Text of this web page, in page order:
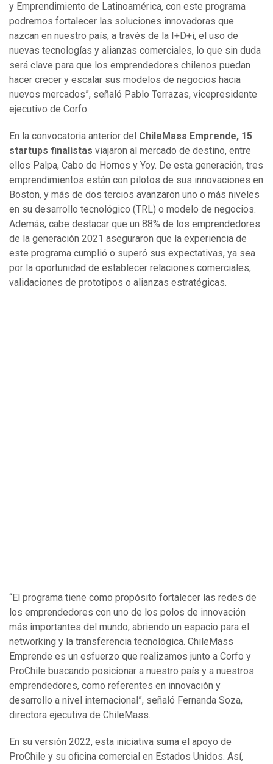
y Emprendimiento de Latinoamérica, con este programa
podremos fortalecer las soluciones innovadoras que
nazcan en nuestro país, a través de la I+D+i, el uso de
nuevas tecnologías y alianzas comerciales, lo que sin duda
será clave para que los emprendedores chilenos puedan
hacer crecer y escalar sus modelos de negocios hacia
nuevos mercados”, señaló Pablo Terrazas, vicepresidente
ejecutivo de Corfo.
En la convocatoria anterior del ChileMass Emprende, 15
startups finalistas viajaron al mercado de destino, entre
ellos Palpa, Cabo de Hornos y Yoy. De esta generación, tres
emprendimientos están con pilotos de sus innovaciones en
Boston, y más de dos tercios avanzaron uno o más niveles
en su desarrollo tecnológico (TRL) o modelo de negocios.
Además, cabe destacar que un 88% de los emprendedores
de la generación 2021 aseguraron que la experiencia de
este programa cumplió o superó sus expectativas, ya sea
por la oportunidad de establecer relaciones comerciales,
validaciones de prototipos o alianzas estratégicas.
“El programa tiene como propósito fortalecer las redes de
los emprendedores con uno de los polos de innovación
más importantes del mundo, abriendo un espacio para el
networking y la transferencia tecnológica. ChileMass
Emprende es un esfuerzo que realizamos junto a Corfo y
ProChile buscando posicionar a nuestro país y a nuestros
emprendedores, como referentes en innovación y
desarrollo a nivel internacional”, señaló Fernanda Soza,
directora ejecutiva de ChileMass.
En su versión 2022, esta iniciativa suma el apoyo de
ProChile y su oficina comercial en Estados Unidos. Así,